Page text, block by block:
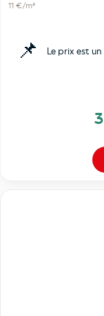
11 €/m²
📌 Le prix est un
3